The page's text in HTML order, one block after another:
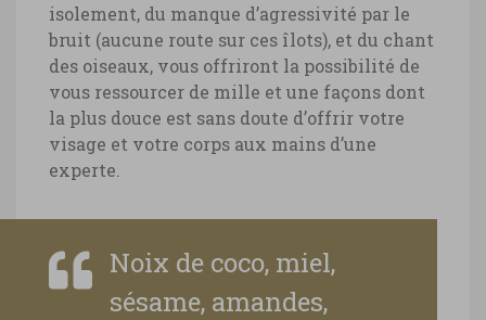
isolement, du manque d’agressivité par le
bruit (aucune route sur ces îlots), et du chant
des oiseaux, vous offriront la possibilité de
vous ressourcer de mille et une façons dont
la plus douce est sans doute d’offrir votre
visage et votre corps aux mains d’une
experte.
Noix de coco, miel,
sésame, amandes,